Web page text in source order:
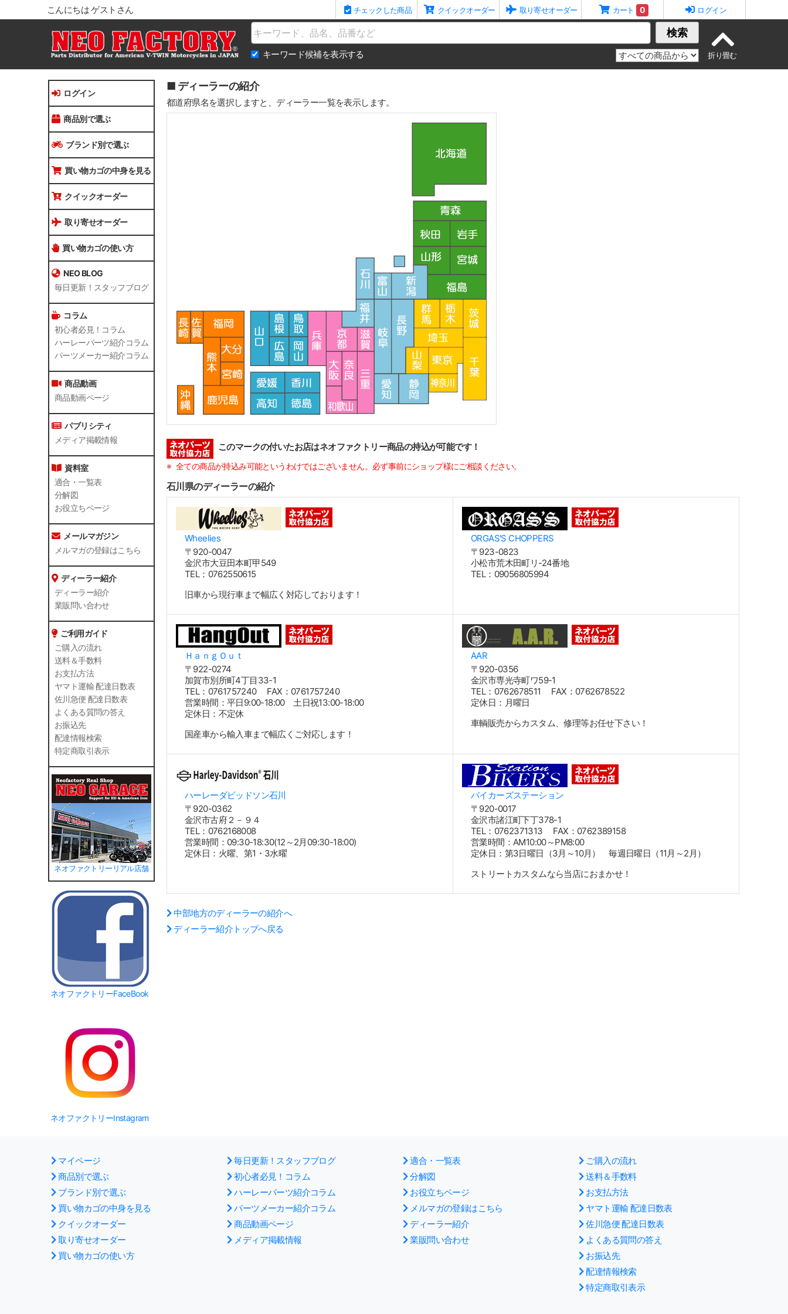
こんにちは ゲストさん チェックした商品 クイックオーダー 取り寄せオーダー カート 0 ログイン
Name 検索
キーワード候補を表示する
ログイン
商品別で選ぶ
ブランド別で選ぶ
買い物カゴの中身を見る
クイックオーダー
取り寄せオーダー
買い物カゴの使い方
NEO BLOG
毎日更新！スタッフブログ
コラム
初心者必見！コラム
ハーレーパーツ紹介コラム
パーツメーカー紹介コラム
商品動画
商品動画ページ
パブリシティ
メディア掲載情報
資料室
適合・一覧表
分解図
お役立ちページ
メールマガジン
メルマガの登録はこちら
ディーラー紹介
ディーラー紹介
業販問い合わせ
ご利用ガイド
ご購入の流れ
送料＆手数料
お支払方法
ヤマト運輸 配達日数表
佐川急便 配達日数表
よくある質問の答え
お振込先
配達情報検索
特定商取引表示
ネオファクトリーリアル店舗
ネオファクトリーFaceBook
ネオファクトリーInstagram
■ ディーラーの紹介
都道府県名を選択しますと、ディーラー一覧を表示します。
このマークの付いたお店はネオファクトリー商品の持込が可能です！
全ての商品が持込み可能というわけではございません。必ず事前にショップ様にご相談ください。
石川県のディーラーの紹介
Wheelies
〒920-0047
金沢市大豆田本町甲549
TEL：0762550615
旧車から現行車まで幅広く対応しております！
ORGAS'S CHOPPERS
〒923-0823
小松市荒木田町リ-24番地
TEL：09056805994
ＨａｎｇＯｕｔ
〒922-0274
加賀市別所町4丁目33-1
TEL：0761757240 FAX：0761757240
営業時間：平日9:00-18:00 土日祝13:00-18:00
定休日：不定休
国産車から輸入車まで幅広くご対応します！
AAR
〒920-0356
金沢市専光寺町ワ59-1
TEL：0762678511 FAX：0762678522
定休日：月曜日
車輌販売からカスタム、修理等お任せ下さい！
ハーレーダビッドソン石川
〒920-0362
金沢市古府２－９４
TEL：0762168008
営業時間：09:30-18:30(12～2月09:30-18:00)
定休日：火曜、第1・3水曜
バイカーズステーション
〒920-0017
金沢市諸江町下丁378-1
TEL：0762371313 FAX：0762389158
営業時間：AM10:00～PM8:00
定休日：第3日曜日（3月～10月） 毎週日曜日（11月～2月）
ストリートカスタムなら当店におまかせ！
中部地方のディーラーの紹介へ
ディーラー紹介トップへ戻る
マイページ
商品別で選ぶ
ブランド別で選ぶ
買い物カゴの中身を見る
クイックオーダー
取り寄せオーダー
買い物カゴの使い方
毎日更新！スタッフブログ
初心者必見！コラム
ハーレーパーツ紹介コラム
パーツメーカー紹介コラム
商品動画ページ
メディア掲載情報
適合・一覧表
分解図
お役立ちページ
メルマガの登録はこちら
ディーラー紹介
業販問い合わせ
ご購入の流れ
送料＆手数料
お支払方法
ヤマト運輸 配達日数表
佐川急便 配達日数表
よくある質問の答え
お振込先
配達情報検索
特定商取引表示